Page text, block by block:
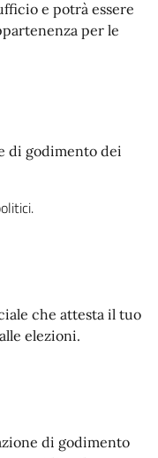
e potrà essere
per le
di godimento dei
che attesta il tuo
elezioni.
di godimento